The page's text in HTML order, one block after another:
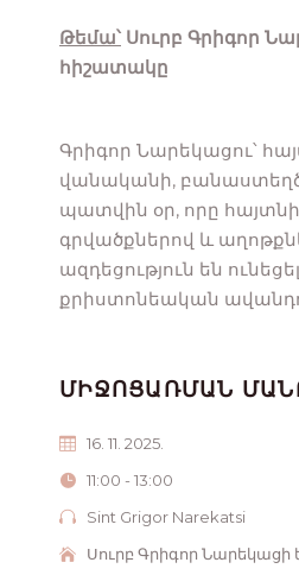
Թեմա՝ Սուրբ Գրիգոր
հիշատակը
Գրիգոր Նարեկացու՝
վանականի,
պատվին օր, որը հայտնի
գրվածքներով և
ազդեցություն են
քրիստոնեական
ՄԻՋՈՑԱՌՄԱՆ
16. 11. 2025.
11:00 - 13:00
Sint Grigor Narekatsi
Սուրբ Գրիգոր Նարեկացի